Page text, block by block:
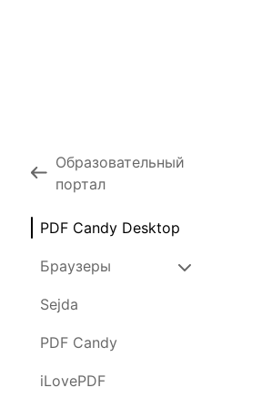
Образовательный
портал
PDF Candy Desktop
Браузеры
Sejda
PDF Candy
iLovePDF